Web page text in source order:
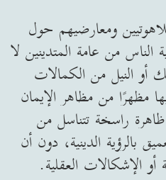
ومعارضيهم حول
الناس من عامة المتدينين لا
أو النيل من الكمالات
مظهرًا من مظاهر الإيمان
راسخة تتناسل من
بالرؤية الدينية، دون أن
الإشكالات العقلية.